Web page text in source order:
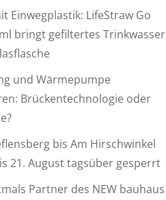
Einwegplastik: LifeStraw Go
bringt gefiltertes Trinkwasser
und Wärmepumpe
Brückentechnologie oder
bis Am Hirschwinkel
21. August tagsüber gesperrt
Partner des NEW bauhaus